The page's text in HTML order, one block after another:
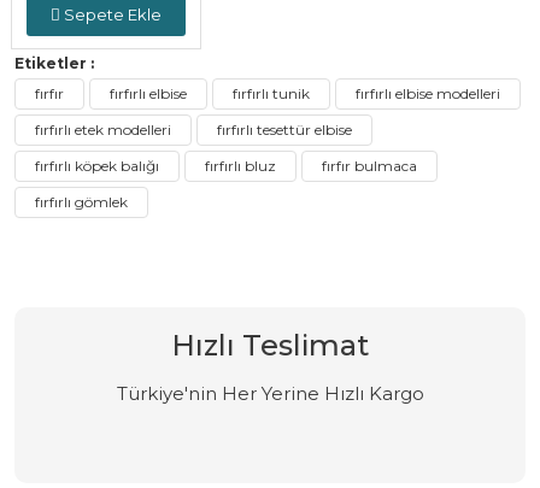
Sepete Ekle
Etiketler :
fırfır
fırfırlı elbise fırfırlı tunik
fırfırlı elbise modelleri
fırfırlı etek modelleri
fırfırlı tesettür elbise
fırfırlı köpek balığı
fırfırlı bluz
fırfır bulmaca
fırfırlı gömlek
Hızlı Teslimat
Türkiye'nin Her Yerine Hızlı Kargo